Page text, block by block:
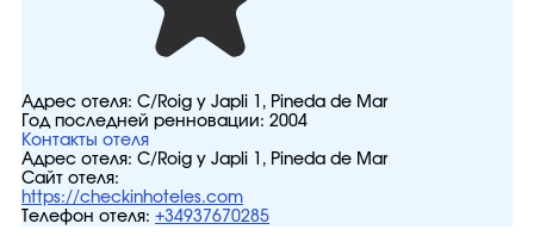
Адрес отеля: C/Roig y Japli 1, Pineda de Mar
Год последней ренновации: 2004
Контакты отеля
Адрес отеля: C/Roig y Japli 1, Pineda de Mar
Сайт отеля:
https://checkinhoteles.com
Телефон отеля: +34937670285